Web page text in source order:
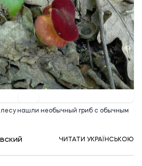
лесу нашли необычный гриб с обычным
ЧИТАТИ УКРАЇНСЬКОЮ